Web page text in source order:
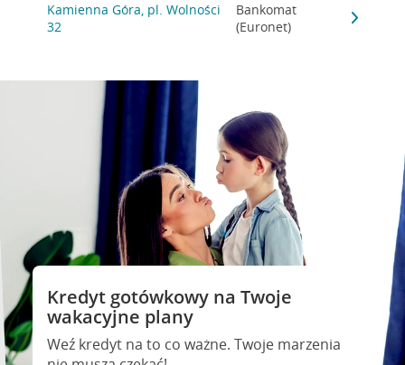
Kamienna Góra, pl. Wolności
32
Bankomat
(Euronet)
Kredyt gotówkowy na Twoje
wakacyjne plany
Weź kredyt na to co ważne. Twoje marzenia